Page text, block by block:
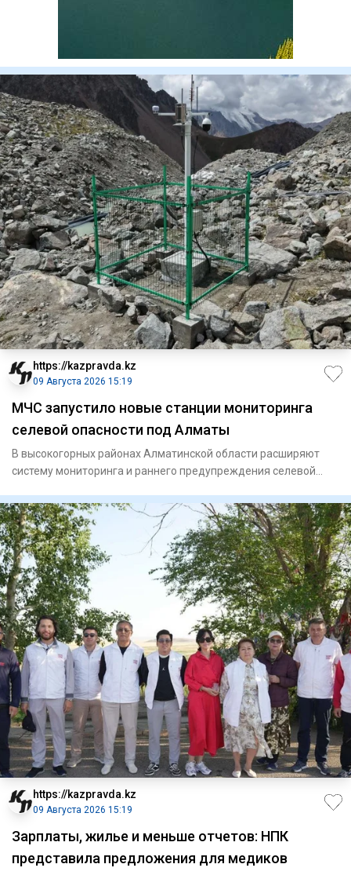
https://kazpravda.kz
09 Августа 2026 15:19
МЧС запустило новые станции мониторинга
селевой опасности под Алматы
В высокогорных районах Алматинской области расширяют
систему мониторинга и раннего предупреждения селевой
https://kazpravda.kz
09 Августа 2026 15:19
Зарплаты, жилье и меньше отчетов: НПК
представила предложения для медиков